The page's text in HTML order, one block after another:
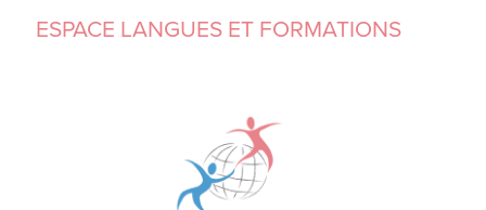
ESPACE LANGUES ET FORMATIONS